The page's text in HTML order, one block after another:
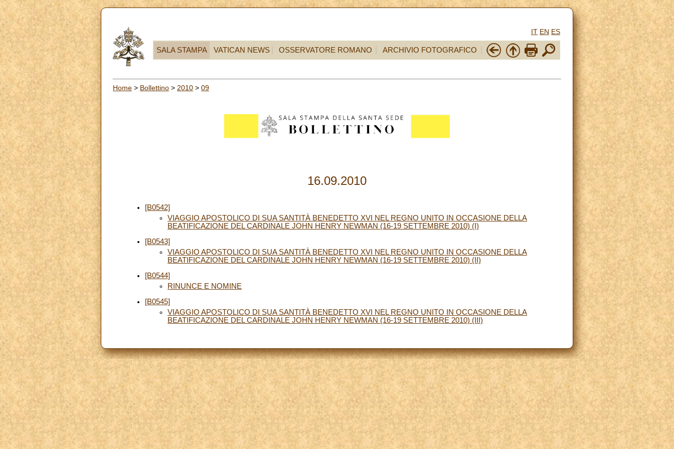
IT EN ES
SALA STAMPA VATICAN NEWS OSSERVATORE ROMANO ARCHIVIO FOTOGRAFICO
Home > Bollettino > 2010 > 09
16.09.2010
[B0542]
VIAGGIO APOSTOLICO DI SUA SANTITÀ BENEDETTO XVI NEL REGNO UNITO IN OCCASIONE DELLA
BEATIFICAZIONE DEL CARDINALE JOHN HENRY NEWMAN (16-19 SETTEMBRE 2010) (I)
[B0543]
VIAGGIO APOSTOLICO DI SUA SANTITÀ BENEDETTO XVI NEL REGNO UNITO IN OCCASIONE DELLA
BEATIFICAZIONE DEL CARDINALE JOHN HENRY NEWMAN (16-19 SETTEMBRE 2010) (II)
[B0544]
RINUNCE E NOMINE
[B0545]
VIAGGIO APOSTOLICO DI SUA SANTITÀ BENEDETTO XVI NEL REGNO UNITO IN OCCASIONE DELLA
BEATIFICAZIONE DEL CARDINALE JOHN HENRY NEWMAN (16-19 SETTEMBRE 2010) (III)